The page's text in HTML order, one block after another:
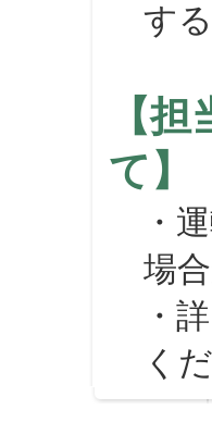
す
【
て】
・運
場
・詳
く